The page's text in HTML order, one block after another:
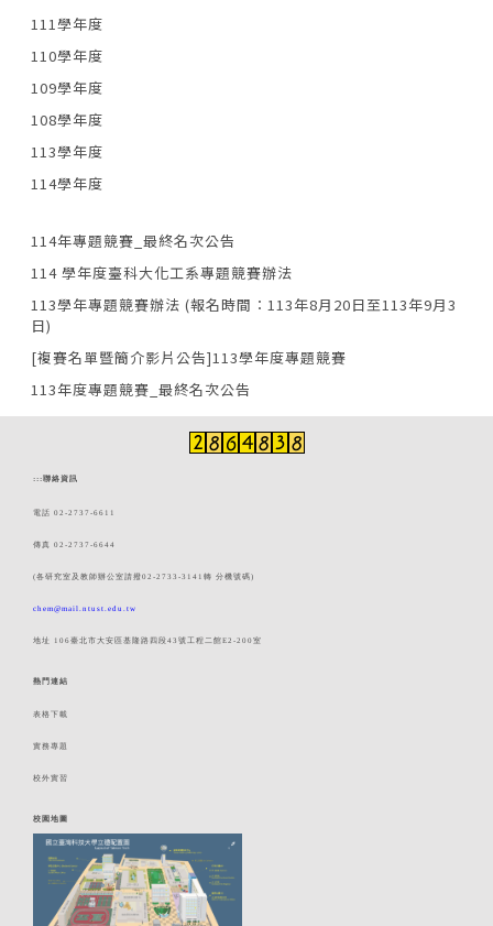
111學年度
110學年度
109學年度
108學年度
113學年度
114學年度
114年專題競賽_最終名次公告
114 學年度臺科大化工系專題競賽辦法
113學年專題競賽辦法 (報名時間：113年8月20日至113年9月3
日)
[複賽名單暨簡介影片公告]113學年度專題競賽
113年度專題競賽_最終名次公告
::: 聯絡資訊
電話 02-2737-6611
傳真 02-2737-6644
(各研究室及教師辦公室請撥02-2733-3141轉 分機號碼)
chem@mail.ntust.edu.tw
地址 106臺北市大安區基隆路四段43號工程二館E2-200室
熱門連結
表格下載
實務專題
校外實習
校園地圖